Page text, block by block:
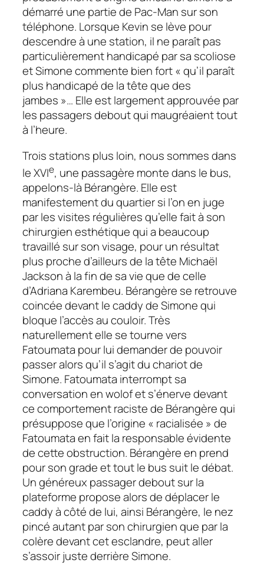
démarré une partie de Pac-Man sur son
téléphone. Lorsque Kevin se lève pour
descendre à une station, il ne paraît pas
particulièrement handicapé par sa scoliose
et Simone commente bien fort « qu’il paraît
plus handicapé de la tête que des
jambes »… Elle est largement approuvée par
les passagers debout qui maugréaient tout
à l’heure.
Trois stations plus loin, nous sommes dans
le XVIe, une passagère monte dans le bus,
appelons-là Bérangère. Elle est
manifestement du quartier si l’on en juge
par les visites régulières qu’elle fait à son
chirurgien esthétique qui a beaucoup
travaillé sur son visage, pour un résultat
plus proche d’ailleurs de la tête Michaël
Jackson à la fin de sa vie que de celle
d’Adriana Karembeu. Bérangère se retrouve
coincée devant le caddy de Simone qui
bloque l’accès au couloir. Très
naturellement elle se tourne vers
Fatoumata pour lui demander de pouvoir
passer alors qu’il s’agit du chariot de
Simone. Fatoumata interrompt sa
conversation en wolof et s’énerve devant
ce comportement raciste de Bérangère qui
présuppose que l’origine « racialisée » de
Fatoumata en fait la responsable évidente
de cette obstruction. Bérangère en prend
pour son grade et tout le bus suit le débat.
Un généreux passager debout sur la
plateforme propose alors de déplacer le
caddy à côté de lui, ainsi Bérangère, le nez
pincé autant par son chirurgien que par la
colère devant cet esclandre, peut aller
s’assoir juste derrière Simone.